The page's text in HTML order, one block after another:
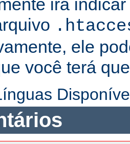
irá
ele
você terá